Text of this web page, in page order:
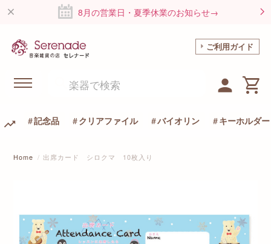
8月の営業日・夏季休業のお知らせ→
ご利用ガイド
記念品 クリアファイル バイオリン キーホルダー
Home 出席カード シロクマ 10枚入り